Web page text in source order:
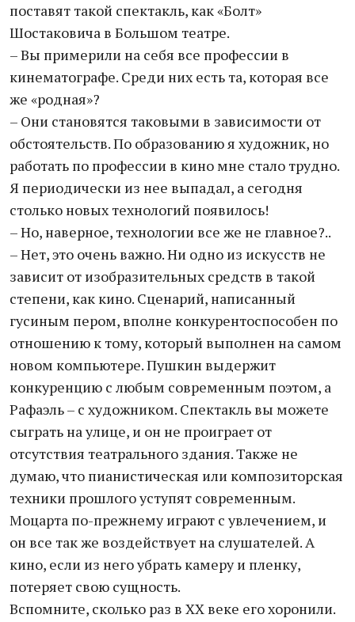
поставят такой спектакль, как «Болт»
Шостаковича в Большом театре.
– Вы примерили на себя все профессии в
кинематографе. Среди них есть та, которая все
же «родная»?
– Они становятся таковыми в зависимости от
обстоятельств. По образованию я художник, но
работать по профессии в кино мне стало трудно.
Я периодически из нее выпадал, а сегодня
столько новых технологий появилось!
– Но, наверное, технологии все же не главное?..
– Нет, это очень важно. Ни одно из искусств не
зависит от изобразительных средств в такой
степени, как кино. Сценарий, написанный
гусиным пером, вполне конкурентоспособен по
отношению к тому, который выполнен на самом
новом компьютере. Пушкин выдержит
конкуренцию с любым современным поэтом, а
Рафаэль – с художником. Спектакль вы можете
сыграть на улице, и он не проиграет от
отсутствия театрального здания. Также не
думаю, что пианистическая или композиторская
техники прошлого уступят современным.
Моцарта по-прежнему играют с увлечением, и
он все так же воздействует на слушателей. А
кино, если из него убрать камеру и пленку,
потеряет свою сущность.
Вспомните, сколько раз в ХХ веке его хоронили.